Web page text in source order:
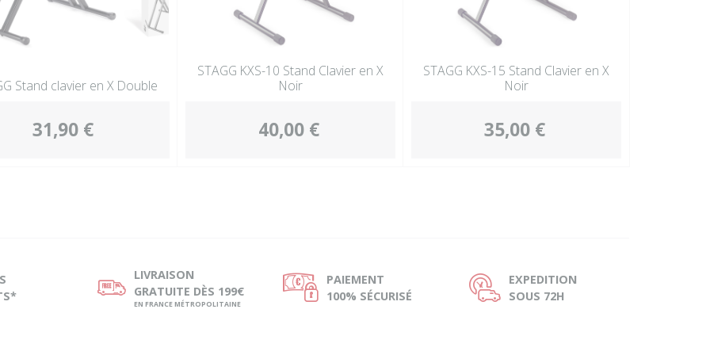
Stand clavier en X Double
31,90 €
STAGG KXS-10 Stand Clavier en X
Noir
40,00 €
STAGG KXS-15 Stand Clavier en X
Noir
35,00 €
ø LIVRAISON
GRATUITE DÈS 199€
EN FRANCE MÉTROPOLITAINE
Ø PAIEMENT
100% SÉCURISÉ
Ù
EXPEDITION
SOUS 72H